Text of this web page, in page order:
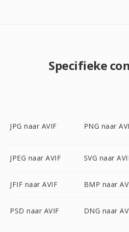
Specifieke
JPG naar AVIF PNG naar
JPEG naar AVIF SVG naar
JFIF naar AVIF BMP naar
PSD naar AVIF DNG naar